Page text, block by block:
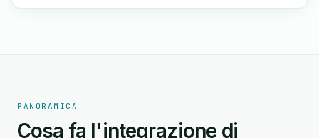
PANORAMICA
Cosa fa l'integrazione di